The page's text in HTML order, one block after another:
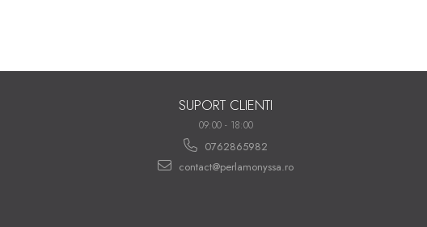
SUPORT CLIENTI
09:00 - 18:00
0762865982
contact@perlamonyssa.ro